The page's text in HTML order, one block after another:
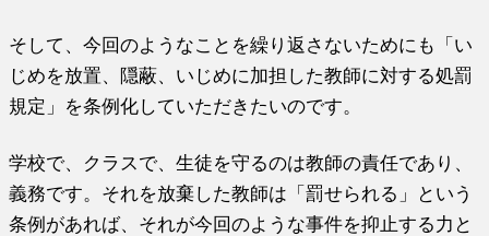
そして、今回のようなことを繰り返さないためにも「い
じめを放置、隠蔽、いじめに加担した教師に対する処罰
規定」を条例化していただきたいのです。
学校で、クラスで、生徒を守るのは教師の責任であり、
義務です。それを放棄した教師は「罰せられる」という
条例があれば、それが今回のような事件を抑止する力と